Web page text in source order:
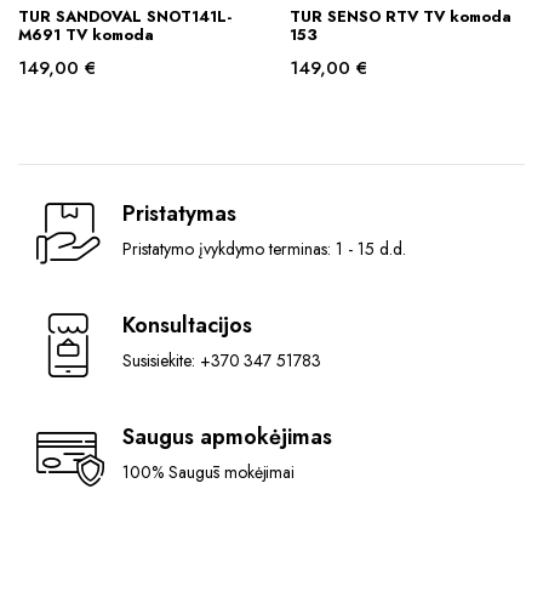
TUR SANDOVAL SNOT141L-
M691 TV komoda
149,00 €
TUR SENSO RTV TV komoda
153
149,00 €
Pristatymas
Pristatymo įvykdymo terminas: 1 - 15 d.d.
Konsultacijos
Susisiekite: +370 347 51783
Saugus apmokėjimas
100% Saugūs mokėjimai